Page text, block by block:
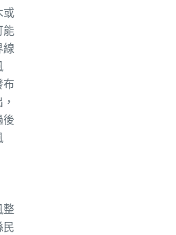
或
能
線
布
後
整